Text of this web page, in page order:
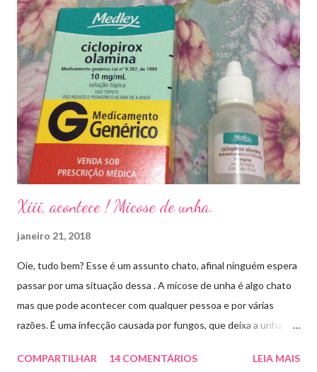
Xiii, acontece ! Micose de unha.
janeiro 21, 2018
Oie, tudo bem? Esse é um assunto chato, afinal ninguém espera
passar por uma situação dessa . A micose de unha é algo chato
mas que pode acontecer com qualquer pessoa e por várias
razões. É uma infecção causada por fungos, que deixa a unha
descolar da pele. As causas mais comuns dessas micoses é por
COMPARTILHAR 14 COMENTÁRIOS LEIA MAIS